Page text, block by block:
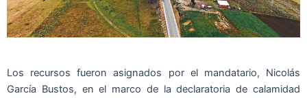
Los recursos fueron asignados por el mandatario, Nicolás
García Bustos, en el marco de la declaratoria de calamidad